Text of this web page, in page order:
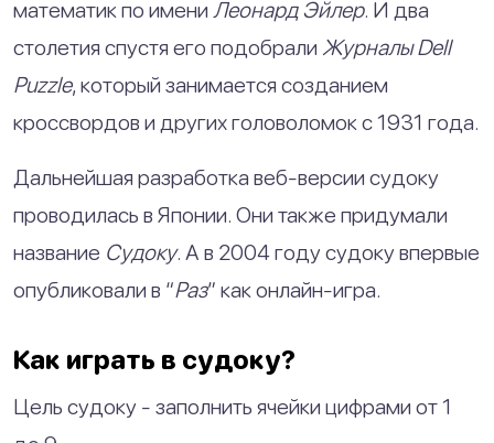
математик по имени Леонард Эйлер. И два
столетия спустя его подобрали Журналы Dell
Puzzle, который занимается созданием
кроссвордов и других головоломок с 1931 года.
Дальнейшая разработка веб-версии судоку
проводилась в Японии. Они также придумали
название Судоку. А в 2004 году судоку впервые
опубликовали в “Раз” как онлайн-игра.
Как играть в судоку?
Цель судоку - заполнить ячейки цифрами от 1